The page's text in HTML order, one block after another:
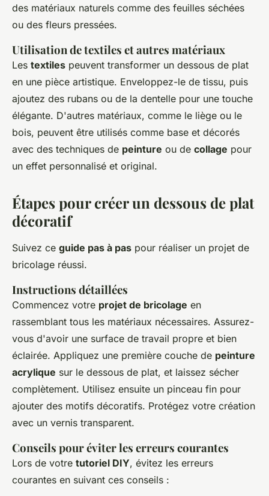
des matériaux naturels comme des feuilles séchées
ou des fleurs pressées.
Utilisation de textiles et autres matériaux
Les textiles peuvent transformer un dessous de plat
en une pièce artistique. Enveloppez-le de tissu, puis
ajoutez des rubans ou de la dentelle pour une touche
élégante. D'autres matériaux, comme le liège ou le
bois, peuvent être utilisés comme base et décorés
avec des techniques de peinture ou de collage pour
un effet personnalisé et original.
Étapes pour créer un dessous de plat
décoratif
Suivez ce guide pas à pas pour réaliser un projet de
bricolage réussi.
Instructions détaillées
Commencez votre projet de bricolage en
rassemblant tous les matériaux nécessaires. Assurez-
vous d'avoir une surface de travail propre et bien
éclairée. Appliquez une première couche de peinture
acrylique sur le dessous de plat, et laissez sécher
complètement. Utilisez ensuite un pinceau fin pour
ajouter des motifs décoratifs. Protégez votre création
avec un vernis transparent.
Conseils pour éviter les erreurs courantes
Lors de votre tutoriel DIY, évitez les erreurs
courantes en suivant ces conseils :